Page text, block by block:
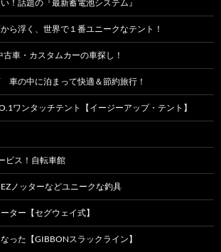
！話題の『最新蓄電池システム』
ら浮く、世界で１番ユニークなテント！
車・カスタムカーの車探し！
車の中に泊まって快適＆節約旅行！
ワンタッチテント【イージーアップ・テント】
ビス！自転車館
ノッターなどユニークな釣具
ター【セグウェイ式】
った【GIBBONスラックライン】